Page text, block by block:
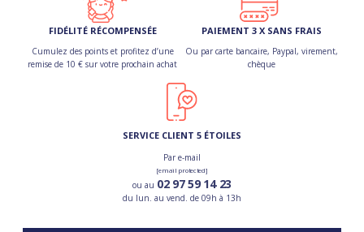
FIDÉLITÉ RÉCOMPENSÉE
Cumulez des points et profitez d’une
remise de 10 € sur votre prochain achat
PAIEMENT 3 X SANS FRAIS
Ou par carte bancaire, Paypal, virement,
chèque
SERVICE CLIENT 5 ÉTOILES
Par e-mail
[email protected]
ou au 02 97 59 14 23
du lun. au vend. de 09h à 13h